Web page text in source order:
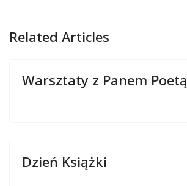
Related Articles
Warsztaty z Panem Poetą
Dzień Książki